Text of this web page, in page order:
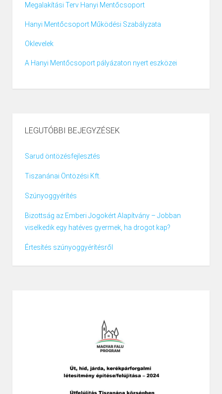
Megalakítási Terv Hanyi Mentőcsoport
Hanyi Mentőcsoport Működési Szabályzata
Oklevelek
A Hanyi Mentőcsoport pályázaton nyert eszközei
LEGUTÓBBI BEJEGYZÉSEK
Sarud öntözésfejlesztés
Tiszanánai Öntözési Kft.
Szúnyoggyérítés
Bizottság az Emberi Jogokért Alapítvány – Jobban
viselkedik egy hatéves gyermek, ha drogot kap?
Értesítés szúnyoggyérítésről